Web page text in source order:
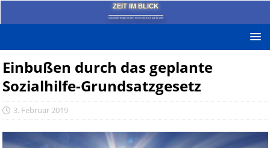
ZEIT IM BLICK
Das News-Blog mit dem kritischen Blick auf die Zeit!
Einbußen durch das geplante
Sozialhilfe-Grundsatzgesetz
3. Februar 2019